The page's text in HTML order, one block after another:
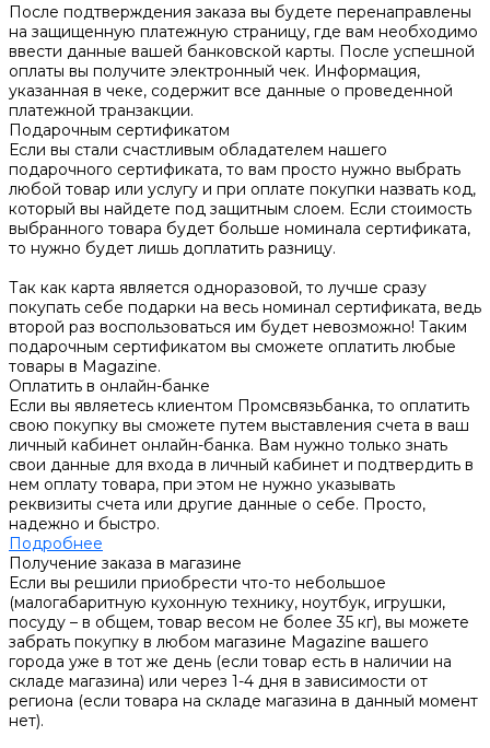
После подтверждения заказа вы будете перенаправлены
на защищенную платежную страницу, где вам необходимо
ввести данные вашей банковской карты. После успешной
оплаты вы получите электронный чек. Информация,
указанная в чеке, содержит все данные о проведенной
платежной транзакции.
Подарочным сертификатом
Если вы стали счастливым обладателем нашего
подарочного сертификата, то вам просто нужно выбрать
любой товар или услугу и при оплате покупки назвать код,
который вы найдете под защитным слоем. Если стоимость
выбранного товара будет больше номинала сертификата,
то нужно будет лишь доплатить разницу.
Так как карта является одноразовой, то лучше сразу
покупать себе подарки на весь номинал сертификата, ведь
второй раз воспользоваться им будет невозможно! Таким
подарочным сертификатом вы сможете оплатить любые
товары в Magazine.
Оплатить в онлайн-банке
Если вы являетесь клиентом Промсвязьбанка, то оплатить
свою покупку вы сможете путем выставления счета в ваш
личный кабинет онлайн-банка. Вам нужно только знать
свои данные для входа в личный кабинет и подтвердить в
нем оплату товара, при этом не нужно указывать
реквизиты счета или другие данные о себе. Просто,
надежно и быстро.
Подробнее
Получение заказа в магазине
Если вы решили приобрести что-то небольшое
(малогабаритную кухонную технику, ноутбук, игрушки,
посуду – в общем, товар весом не более 35 кг), вы можете
забрать покупку в любом магазине Magazine вашего
города уже в тот же день (если товар есть в наличии на
складе магазина) или через 1-4 дня в зависимости от
региона (если товара на складе магазина в данный момент
нет).